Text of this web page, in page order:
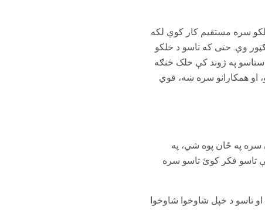
سره مستقیم کار کوي لکه
وي. حتی که تاسو د خلکو
په ژوند کې خلک څنګه
او همکارانو سره ښه، قوي
سره په ځان پوه شي، په
فکر کوئ تاسو سره
تاسو د خپل شاوخوا شاوخوا